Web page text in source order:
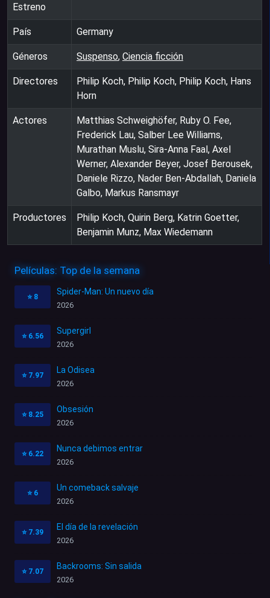
Estreno
País Germany
Géneros Suspenso, Ciencia ficción
Directores
Philip Koch, Philip Koch, Philip Koch, Hans
Horn
Actores
Matthias Schweighöfer, Ruby O. Fee,
Frederick Lau, Salber Lee Williams,
Murathan Muslu, Sira-Anna Faal, Axel
Werner, Alexander Beyer, Josef Berousek,
Daniele Rizzo, Nader Ben-Abdallah, Daniela
Galbo, Markus Ransmayr
Productores
Philip Koch, Quirin Berg, Katrin Goetter,
Benjamin Munz, Max Wiedemann
Películas: Top de la semana
⭐ 8
Spider-Man: Un nuevo día
2026
⭐ 6.56
Supergirl
2026
⭐ 7.97
La Odisea
2026
⭐ 8.25
Obsesión
2026
⭐ 6.22
Nunca debimos entrar
2026
⭐ 6
Un comeback salvaje
2026
⭐ 7.39
El día de la revelación
2026
⭐ 7.07
Backrooms: Sin salida
2026